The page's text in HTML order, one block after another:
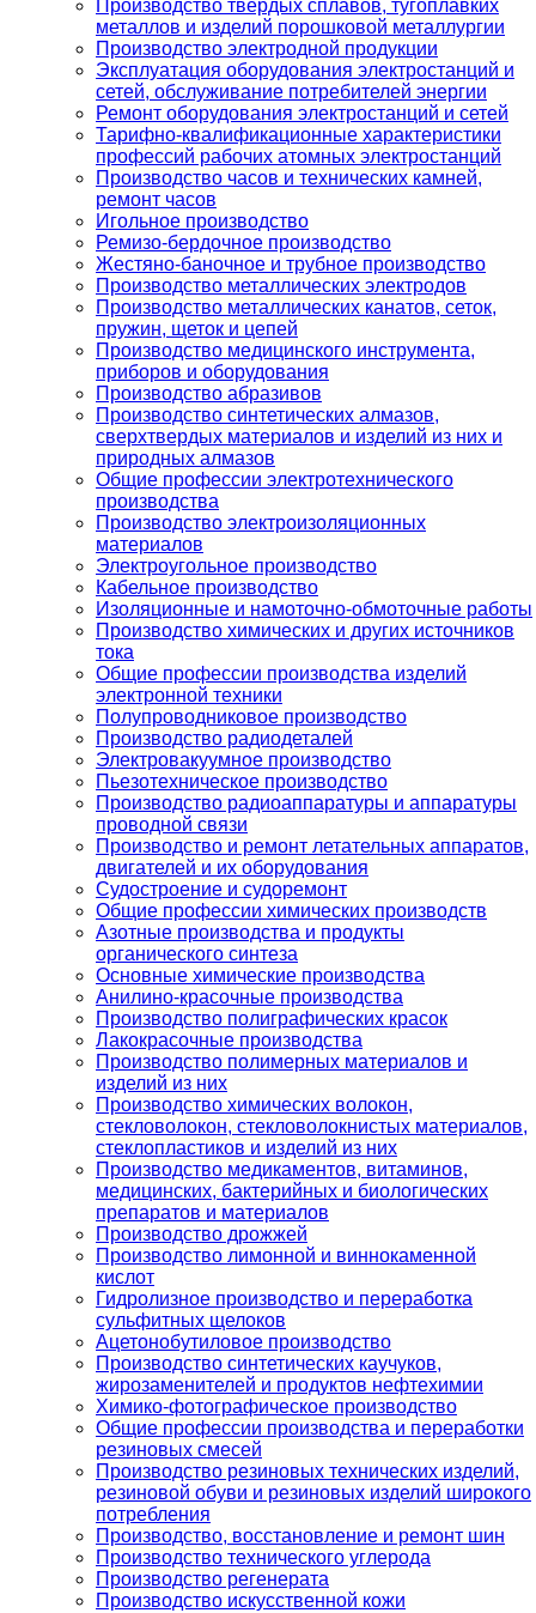
Производство твердых сплавов, тугоплавких
металлов и изделий порошковой металлургии
Производство электродной продукции
Эксплуатация оборудования электростанций и
сетей, обслуживание потребителей энергии
Ремонт оборудования электростанций и сетей
Тарифно-квалификационные характеристики
профессий рабочих атомных электростанций
Производство часов и технических камней,
ремонт часов
Игольное производство
Ремизо-бердочное производство
Жестяно-баночное и трубное производство
Производство металлических электродов
Производство металлических канатов, сеток,
пружин, щеток и цепей
Производство медицинского инструмента,
приборов и оборудования
Производство абразивов
Производство синтетических алмазов,
сверхтвердых материалов и изделий из них и
природных алмазов
Общие профессии электротехнического
производства
Производство электроизоляционных
материалов
Электроугольное производство
Кабельное производство
Изоляционные и намоточно-обмоточные работы
Производство химических и других источников
тока
Общие профессии производства изделий
электронной техники
Полупроводниковое производство
Производство радиодеталей
Электровакуумное производство
Пьезотехническое производство
Производство радиоаппаратуры и аппаратуры
проводной связи
Производство и ремонт летательных аппаратов,
двигателей и их оборудования
Судостроение и судоремонт
Общие профессии химических производств
Азотные производства и продукты
органического синтеза
Основные химические производства
Анилино-красочные производства
Производство полиграфических красок
Лакокрасочные производства
Производство полимерных материалов и
изделий из них
Производство химических волокон,
стекловолокон, стекловолокнистых материалов,
стеклопластиков и изделий из них
Производство медикаментов, витаминов,
медицинских, бактерийных и биологических
препаратов и материалов
Производство дрожжей
Производство лимонной и виннокаменной
кислот
Гидролизное производство и переработка
сульфитных щелоков
Ацетонобутиловое производство
Производство синтетических каучуков,
жирозаменителей и продуктов нефтехимии
Химико-фотографическое производство
Общие профессии производства и переработки
резиновых смесей
Производство резиновых технических изделий,
резиновой обуви и резиновых изделий широкого
потребления
Производство, восстановление и ремонт шин
Производство технического углерода
Производство регенерата
Производство искусственной кожи